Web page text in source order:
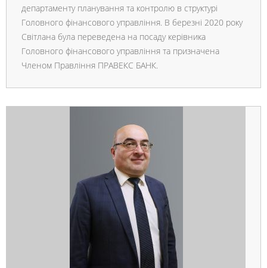
департаменту планування та контролю в структурі
Головного фінансового управління. В березні 2020 року
Світлана була переведена на посаду керівника
Головного фінансового управління та призначена
Членом Правління ПРАВЕКС БАНК.